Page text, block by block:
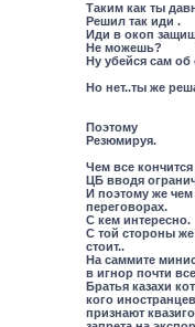
Таким как ты
Решил так иди .
Иди в окоп
Не можешь?
Ну убейся сам об
Но нет..ты же
Поэтому
Резюмируя.
Чем все
ЦБ вводя
И поэтому же
переговорах.
С кем интересно.
С той стороны же
стоит..
На саммите
в игнор почти
Братья казахи
кого
признают